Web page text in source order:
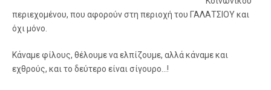
περιεχομένου, που αφορούν στη περιοχή του ΓΑΛΑΤΣΙΟΥ και
όχι μόνο.
Κάναμε φίλους, θέλουμε να ελπίζουμε, αλλά κάναμε και
εχθρούς, και το δεύτερο είναι σίγουρο…!